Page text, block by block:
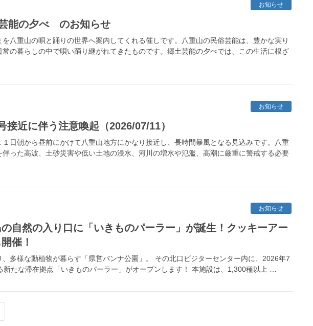
お知らせ
能の夕べ のお知らせ
八重山の唄と踊りの世界へ案内してくれる催しです。八重山の民俗芸能は、豊かな実り
の暮らしの中で唄い踊り継がれてきたものです。郷土芸能の夕べでは、この生活に根ざ
お知らせ
接近に伴う注意喚起（2026/07/11）
日朝から昼前にかけて八重山地方にかなり接近し、長時間暴風となる見込みです。八重
った高波、土砂災害や低い土地の浸水、河川の増水や氾濫、高潮に厳重に警戒する必要
お知らせ
の自然の入り口に「いきものパーラー」が誕生！クッキーアー
催！
多様な動植物が暮らす「県営バンナ公園」。 その北口ビジターセンター内に、2026年7
新たな滞在拠点「いきものパーラー」がオープンします！ 本施設は、1,300種以上 …